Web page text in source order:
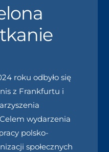
roku odbyło się
z Frankfurtu i
wydarzenia
polsko-
społecznych